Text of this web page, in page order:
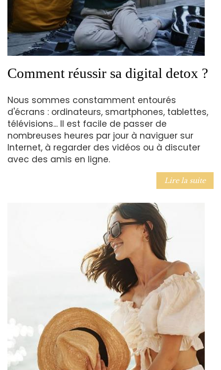
Comment réussir sa digital detox ?
Nous sommes constamment entourés
d'écrans : ordinateurs, smartphones, tablettes,
télévisions... Il est facile de passer de
nombreuses heures par jour à naviguer sur
Internet, à regarder des vidéos ou à discuter
avec des amis en ligne.
Lire la suite